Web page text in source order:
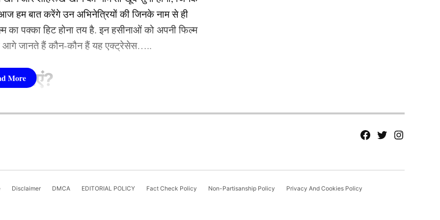
उमरान मालिक ऋतुराज गायकवाड़ की कप्तानी
दिया गया है।
में शामिल
हम बात करेंगे उन अभिनेत्रियों की जिनके नाम से ही
का पक्का हिट होना तय है. इन हसीनाओं को अपनी फिल्म
आगे जानते हैं कौन-कौन हैं यह एक्ट्रेसेस…..
Padukone)
2898 AD’ भी शामिल है.
fb Tw tw
Disclaimer DMCA EDITORIAL POLICY Fact Check Policy Non-Partisanship Policy Privacy And Cookies Policy